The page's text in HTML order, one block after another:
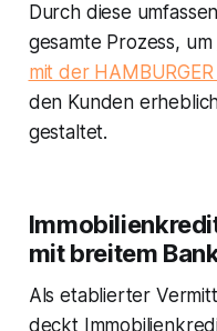
Durch diese
gesamte Prozess, um
mit der
den Kunden
gestaltet.
mit breitem
Als etablierter
deckt